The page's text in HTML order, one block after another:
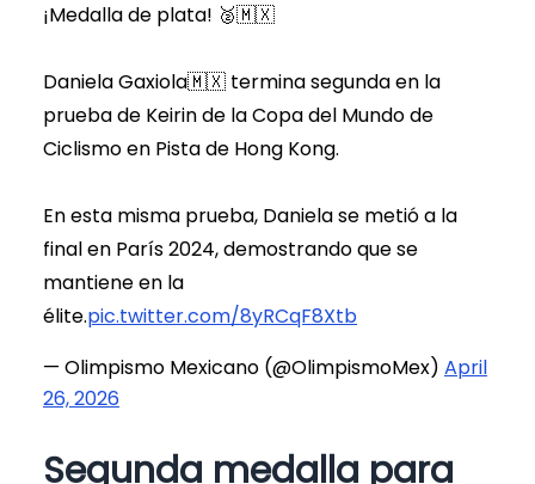
¡Medalla de plata! 🥈🇲🇽
Daniela Gaxiola🇲🇽 termina segunda en la
prueba de Keirin de la Copa del Mundo de
Ciclismo en Pista de Hong Kong.
En esta misma prueba, Daniela se metió a la
final en París 2024, demostrando que se
mantiene en la
élite.pic.twitter.com/8yRCqF8Xtb
— Olimpismo Mexicano (@OlimpismoMex) April
26, 2026
Segunda medalla para